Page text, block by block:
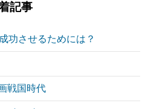
記事
功させるためには？
戦国時代